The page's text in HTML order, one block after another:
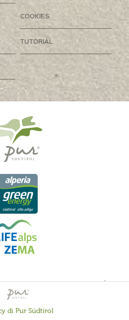
COOKIES
TUTORIAL
- ORIGINE ALTOATESINA E QUALITÁ
CONTROLLATA
di Pur Südtirol